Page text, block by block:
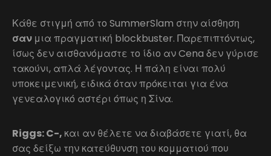
Κάθε στιγμή από το SummerSlam στην αίσθηση
σαν μια πραγματική blockbuster. Παρεπιπτόντως,
ίσως δεν αισθανόμαστε το ίδιο αν Cena δεν γύρισε
τακούνι, απλά λέγοντας. Η πάλη είναι πολύ
υποκειμενική, ειδικά όταν πρόκειται για ένα
γενεαλογικό αστέρι όπως η Σίνα.
Riggs: C-, και αν θέλετε να διαβάσετε γιατί, θα
σας δείξω την κατεύθυνση του κομματιού που